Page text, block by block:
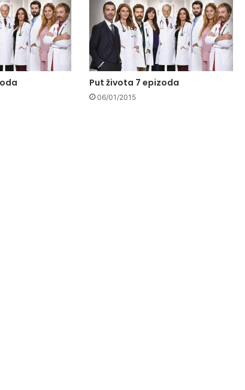
Put života 7 epizoda
06/01/2015